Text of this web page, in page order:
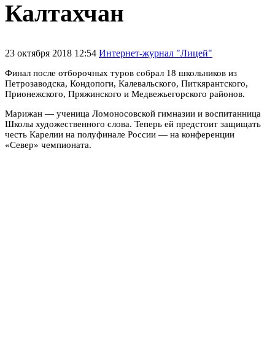
Калтахчан
23 октября 2018 12:54 Интернет-журнал "Лицей"
Финал после отборочных туров собрал 18 школьников из
Петрозаводска, Кондопоги, Калевальского, Питкярантского,
Прионежского, Пряжинского и Медвежьегорского районов.
Марижан — ученица Ломоносовской гимназии и воспитанница
Школы художественного слова. Теперь ей предстоит защищать
честь Карелии на полуфинале России — на конференции
«Север» чемпионата.